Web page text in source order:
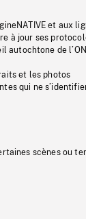
et aux
à jour ses
autochtone de
et les photos
qui ne
scènes ou